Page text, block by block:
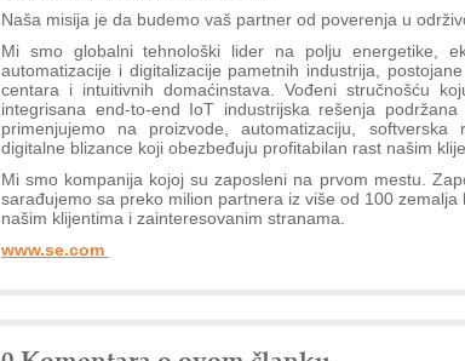
Naša misija je da budemo vaš partner od poverenja u
Mi smo globalni tehnološki lider na polju energetike,
automatizacije i digitalizacije pametnih industrija,
centara i intuitivnih domaćinstava. Vođeni stručnošću
integrisana end-to-end IoT industrijska rešenja
primenjujemo na proizvode, automatizaciju,
digitalne blizance koji obezbeđuju profitabilan rast našim
Mi smo kompanija kojoj su zaposleni na prvom mestu.
sarađujemo sa preko milion partnera iz više od 100
našim klijentima i zainteresovanim stranama.
www.se.com